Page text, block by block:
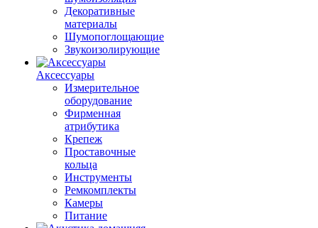
Декоративные
материалы
Шумопоглощающие
Звукоизолирующие
Аксессуары
Измерительное
оборудование
Фирменная
атрибутика
Крепеж
Проставочные
кольца
Инструменты
Ремкомплекты
Камеры
Питание